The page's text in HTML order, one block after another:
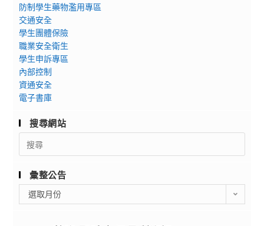
防制學生藥物濫用專區
交通安全
學生團體保險
職業安全衛生
學生申訴專區
內部控制
資通安全
電子書庫
搜尋網站
Search
for:
彙整公告
整
選取月份